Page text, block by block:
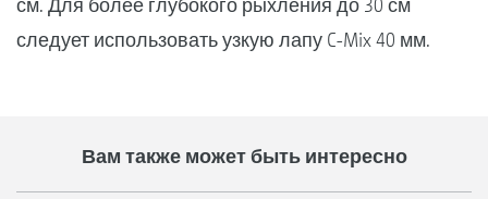
см. Для более глубокого рыхления до 30 см
следует использовать узкую лапу C-Mix 40 мм.
Вам также может быть интересно